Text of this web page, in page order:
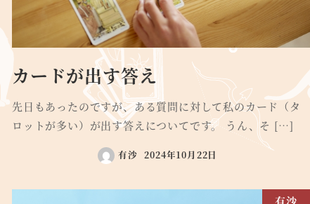
カードが出す答え
先日もあったのですが、ある質問に対して私のカード（タ
ロットが多い）が出す答えについてです。 うん、そ […]
有沙 2024年10月22日
有沙